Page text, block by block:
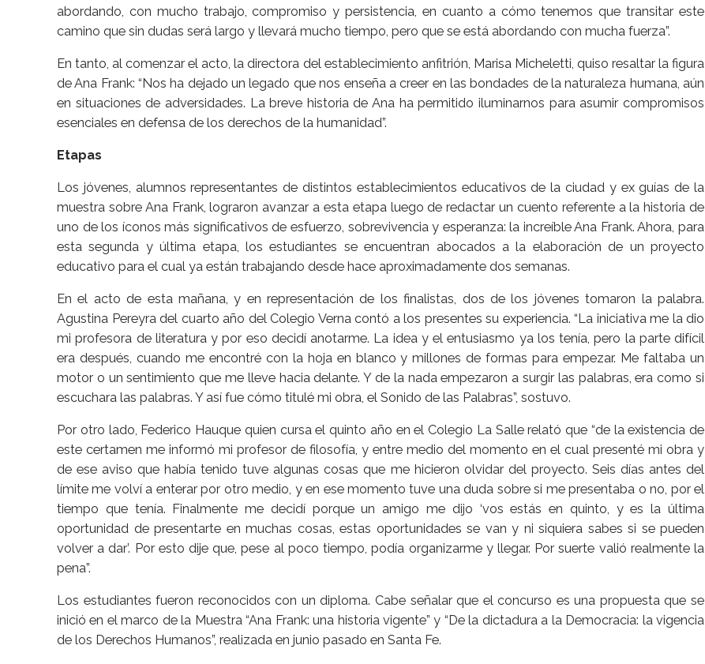
abordando, con mucho trabajo, compromiso y persistencia, en cuanto a cómo tenemos que transitar este
camino que sin dudas será largo y llevará mucho tiempo, pero que se está abordando con mucha fuerza”.
En tanto, al comenzar el acto, la directora del establecimiento anfitrión, Marisa Micheletti, quiso resaltar la figura
de Ana Frank: “Nos ha dejado un legado que nos enseña a creer en las bondades de la naturaleza humana, aún
en situaciones de adversidades. La breve historia de Ana ha permitido iluminarnos para asumir compromisos
esenciales en defensa de los derechos de la humanidad”.
Etapas
Los jóvenes, alumnos representantes de distintos establecimientos educativos de la ciudad y ex guías de la
muestra sobre Ana Frank, lograron avanzar a esta etapa luego de redactar un cuento referente a la historia de
uno de los íconos más significativos de esfuerzo, sobrevivencia y esperanza: la increíble Ana Frank. Ahora, para
esta segunda y última etapa, los estudiantes se encuentran abocados a la elaboración de un proyecto
educativo para el cual ya están trabajando desde hace aproximadamente dos semanas.
En el acto de esta mañana, y en representación de los finalistas, dos de los jóvenes tomaron la palabra.
Agustina Pereyra del cuarto año del Colegio Verna contó a los presentes su experiencia. “La iniciativa me la dio
mi profesora de literatura y por eso decidí anotarme. La idea y el entusiasmo ya los tenía, pero la parte difícil
era después, cuando me encontré con la hoja en blanco y millones de formas para empezar. Me faltaba un
motor o un sentimiento que me lleve hacia delante. Y de la nada empezaron a surgir las palabras, era como si
escuchara las palabras. Y así fue cómo titulé mi obra, el Sonido de las Palabras”, sostuvo.
Por otro lado, Federico Hauque quien cursa el quinto año en el Colegio La Salle relató que “de la existencia de
este certamen me informó mi profesor de filosofía, y entre medio del momento en el cual presenté mi obra y
de ese aviso que había tenido tuve algunas cosas que me hicieron olvidar del proyecto. Seis días antes del
límite me volví a enterar por otro medio, y en ese momento tuve una duda sobre si me presentaba o no, por el
tiempo que tenía. Finalmente me decidí porque un amigo me dijo ‘vos estás en quinto, y es la última
oportunidad de presentarte en muchas cosas, estas oportunidades se van y ni siquiera sabes si se pueden
volver a dar’. Por esto dije que, pese al poco tiempo, podía organizarme y llegar. Por suerte valió realmente la
pena”.
Los estudiantes fueron reconocidos con un diploma. Cabe señalar que el concurso es una propuesta que se
inició en el marco de la Muestra “Ana Frank: una historia vigente” y “De la dictadura a la Democracia: la vigencia
de los Derechos Humanos”, realizada en junio pasado en Santa Fe.